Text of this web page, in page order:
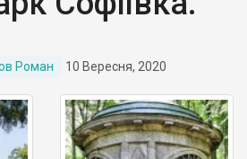
Роман 10 Вересня, 2020